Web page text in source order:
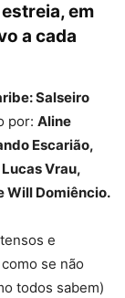
em
a cada
Salseiro
por: Aline
Escarião,
Vrau,
Will Domiêncio.
e
se não
todos sabem)